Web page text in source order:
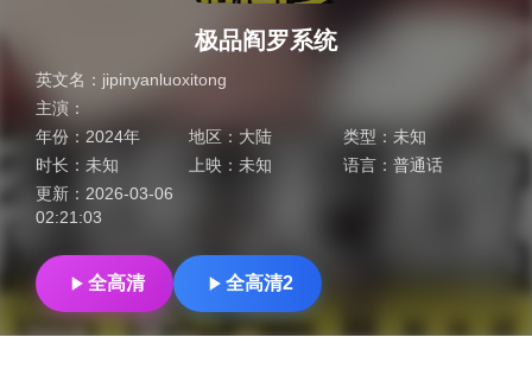
极品阎罗系统
英文名： jipinyanluoxitong
主演：
年份： 2024年 地区： 大陆 类型： 未知
时长： 未知 上映：未知 语言： 普通话
更新： 2026-03-06
02:21:03
全高清 全高清2